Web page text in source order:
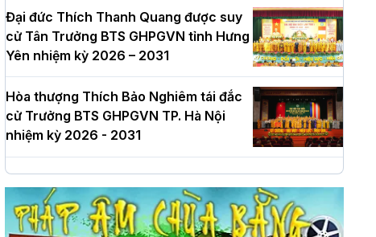
Đại đức Thích Thanh Quang được suy
cử Tân Trưởng BTS GHPGVN tỉnh Hưng
Yên nhiệm kỳ 2026 – 2031
Hòa thượng Thích Bảo Nghiêm tái đắc
cử Trưởng BTS GHPGVN TP. Hà Nội
nhiệm kỳ 2026 - 2031
Hà Nội: Long trọng lễ khởi công xây
dựng Trung tâm văn hóa Phật giáo Thủ
đô